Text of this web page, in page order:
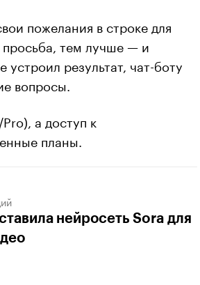
пожелания в строке для
тем лучше — и
результат, чат-боту
вопросы.
а доступ к
планы.
нейросеть Sora для